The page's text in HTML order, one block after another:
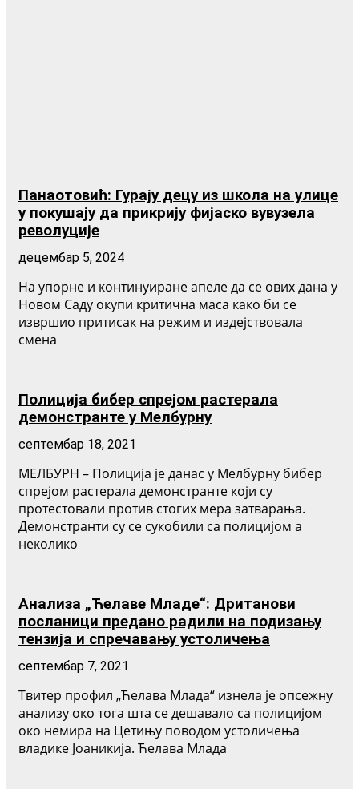
Панаотовић: Гурају децу из школа на улице
у покушају да прикрију фијаско вувузела
револуције
децембар 5, 2024
На упорне и континуиране апеле да се ових дана у
Новом Саду окупи критична маса како би се
извршио притисак на режим и издејствовала
смена
Полиција бибер спрејом растерала
демонстранте у Мелбурну
септембар 18, 2021
МЕЛБУРН – Полиција је данас у Мелбурну бибер
спрејом растерала демонстранте који су
протестовали против стогих мера затварања.
Демонстранти су се сукобили са полицијом а
неколико
Анализа „Ћелаве Младе“: Дританови
посланици предано радили на подизању
тензија и спречавању устоличења
септембар 7, 2021
Твитер профил „Ћелава Млада“ изнела је опсежну
анализу око тога шта се дешавало са полицијом
око немира на Цетињу поводом устоличења
владике Јоаникија. Ћелава Млада